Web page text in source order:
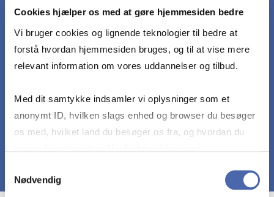
Cookies hjælper os med at gøre hjemmesiden bedre
Vi bruger cookies og lignende teknologier til bedre at
forstå hvordan hjemmesiden bruges, og til at vise mere
relevant information om vores uddannelser og tilbud.
Med dit samtykke indsamler vi oplysninger som et
anonymt ID, hvilken slags enhed og browser du besøger
os med, hvilket land du besøger os fra, og hvordan du
markedsføring. Du bestemmer selv - og kan altid trække
Nødvendig
realistiske i praksis
Kunne udvise gode evner til at vurdere og
diskutere metodemæssig validitet, reliabilitet og
på foretagne analyser